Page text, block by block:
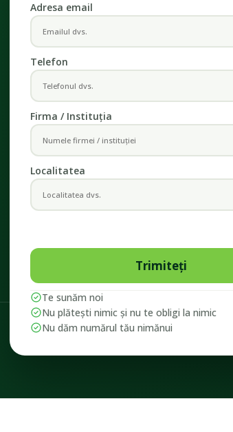
Adresa email
Telefon
Firma / Instituția
Localitatea
Te sunăm noi
Nu plătești nimic și nu te obligi la nimic
Nu dăm numărul tău nimănui